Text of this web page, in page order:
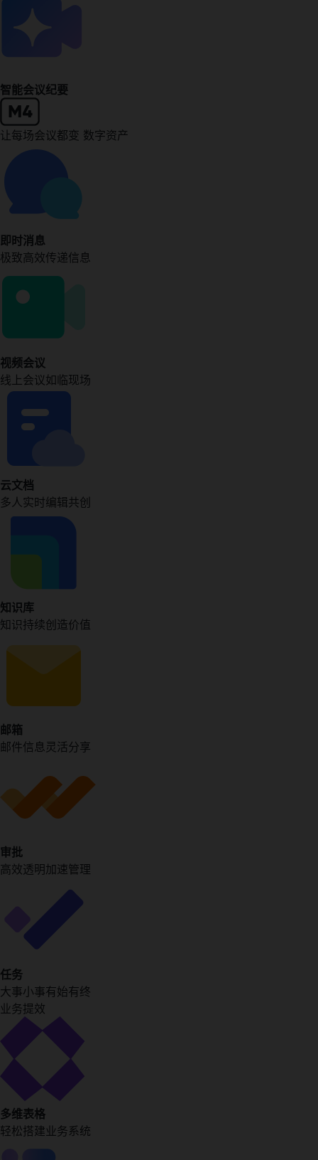
智能会议纪要
让每场会议都变 数字资产
即时消息
极致高效传递信息
视频会议
线上会议如临现场
云文档
多人实时编辑共创
知识库
知识持续创造价值
邮箱
邮件信息灵活分享
审批
高效透明加速管理
任务
大事小事有始有终
业务提效
多维表格
轻松搭建业务系统